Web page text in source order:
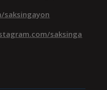
saksinga